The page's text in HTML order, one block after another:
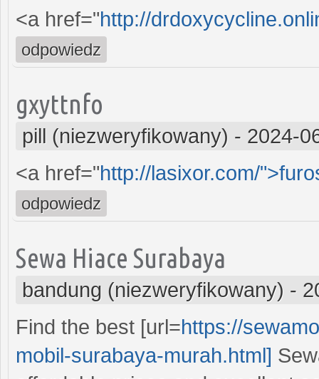
<a href="http://
odpowiedz
gxyttnfo
pill (niezweryfikowany) - 2024-
<a href="http://lasixor.com/
odpowiedz
Sewa Hiace Surabaya
bandung (niezweryfikowany) -
Find the best [url=https://
mobil-surabaya-murah.html]